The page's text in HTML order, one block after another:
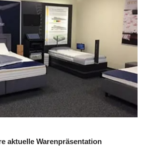
aktuelle Warenpräsentation